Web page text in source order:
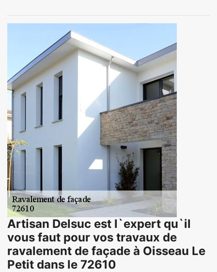
Artisan Delsuc est l`expert qu`il
vous faut pour vos travaux de
ravalement de façade à Oisseau Le
Petit dans le 72610